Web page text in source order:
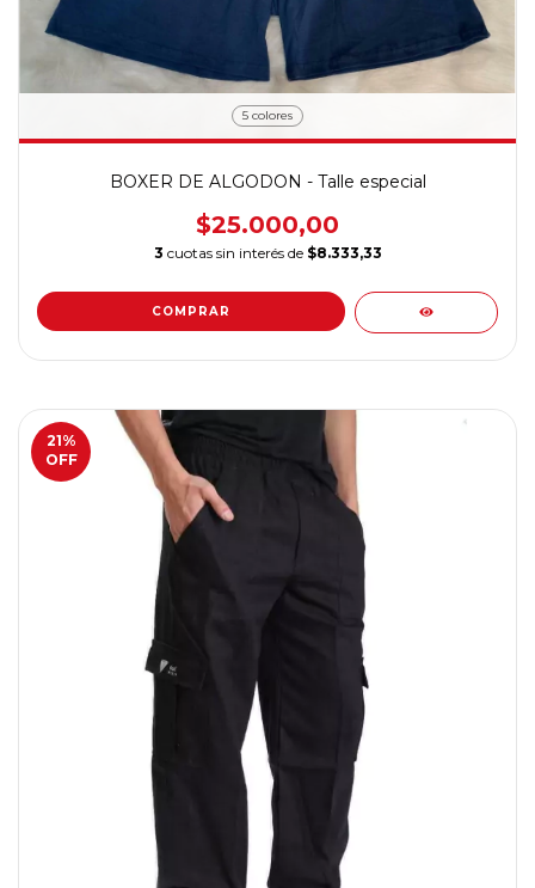
5 colores
BOXER DE ALGODON - Talle especial
$25.000,00
3 cuotas sin interés de $8.333,33
COMPRAR
21%
OFF